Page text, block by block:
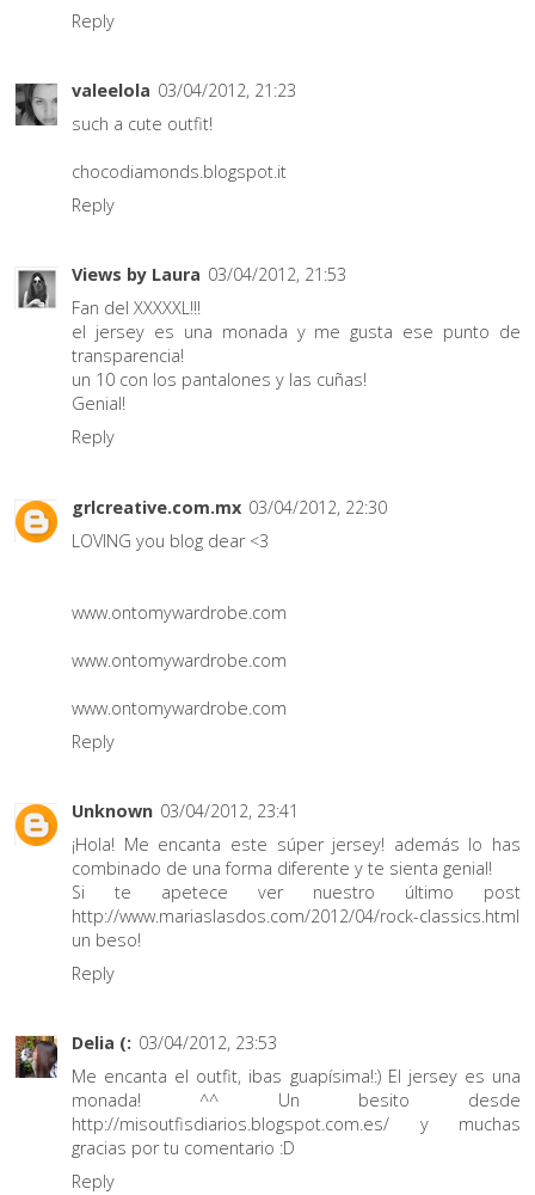
Reply
valeelola 03/04/2012, 21:23
such a cute outfit!
chocodiamonds.blogspot.it
Reply
Views by Laura 03/04/2012, 21:53
Fan del XXXXXL!!!
el jersey es una monada y me gusta ese punto de
transparencia!
un 10 con los pantalones y las cuñas!
Genial!
Reply
grlcreative.com.mx 03/04/2012, 22:30
LOVING you blog dear <3
www.ontomywardrobe.com
www.ontomywardrobe.com
www.ontomywardrobe.com
Reply
Unknown 03/04/2012, 23:41
¡Hola! Me encanta este súper jersey! además lo has
combinado de una forma diferente y te sienta genial!
Si te apetece ver nuestro último post
http://www.mariaslasdos.com/2012/04/rock-classics.html
un beso!
Reply
Delia (: 03/04/2012, 23:53
Me encanta el outfit, ibas guapísima!:) El jersey es una
monada! ^^ Un besito desde
http://misoutfisdiarios.blogspot.com.es/ y muchas
gracias por tu comentario :D
Reply